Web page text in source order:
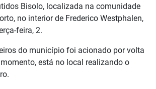
Bisolo, localizada na comunidade
no interior de Frederico Westphalen,
feira, 2.
do município foi acionado por volta
está no local realizando o